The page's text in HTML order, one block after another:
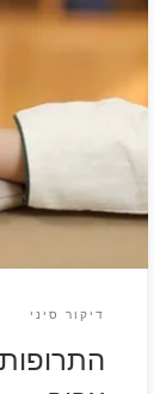
אחד היתרונות
פולשני, כלומר
אתה יכול גם
להגיע עם
המתאים עבורך
דיקור סיני
התרופות